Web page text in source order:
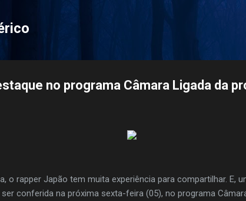
no programa Câmara Ligada da
o rapper Japão tem muita experiência para compartilhar. E,
conferida na próxima sexta-feira (05), no programa